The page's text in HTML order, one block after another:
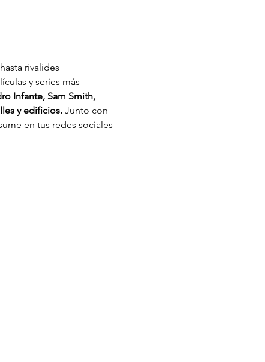
rivalides
y series más
Infante, Sam Smith,
y edificios. Junto con
en tus redes sociales